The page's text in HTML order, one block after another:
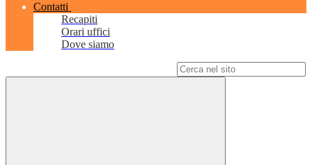
Contatti
Recapiti
Orari uffici
Dove siamo